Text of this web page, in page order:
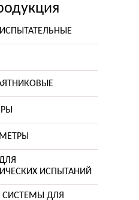
ИСПЫТАНИЙ
СИСТЕМЫ ДЛЯ